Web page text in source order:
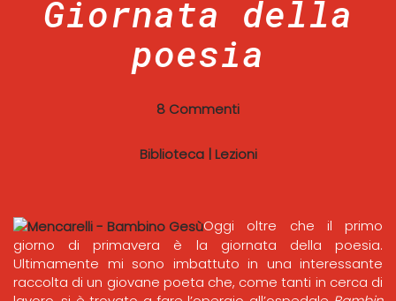
Giornata della
poesia
8 Commenti
Biblioteca| Lezioni
Oggi oltre che il primo
giorno di primavera è la giornata della poesia.
Ultimamente mi sono imbattuto in una interessante
raccolta di un giovane poeta che, come tanti in cerca di